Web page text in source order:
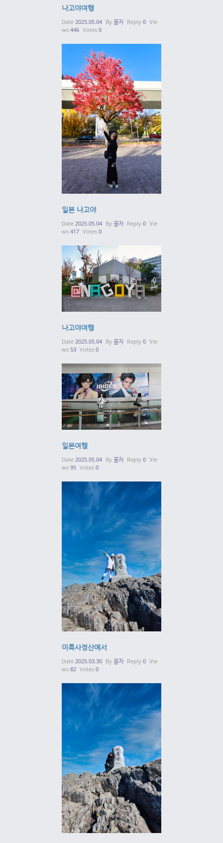
나고야여행
Date 2025.05.04 By 꿈자 Reply 0 Vie
ws 446 Votes 0
일본 나고야
Date 2025.05.04 By 꿈자 Reply 0 Vie
ws 417 Votes 0
나고야여행
Date 2025.05.04 By 꿈자 Reply 0 Vie
ws 53 Votes 0
일본여행
Date 2025.05.04 By 꿈자 Reply 0 Vie
ws 95 Votes 0
미륵사정산에서
Date 2025.03.30 By 꿈자 Reply 0 Vie
ws 82 Votes 0